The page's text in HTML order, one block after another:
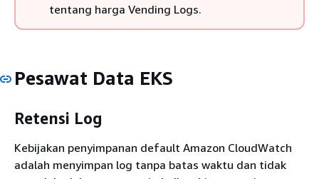
tentang harga Vending Logs.
Pesawat Data EKS
Retensi Log
Kebijakan penyimpanan default Amazon CloudWatch
adalah menyimpan log tanpa batas waktu dan tidak